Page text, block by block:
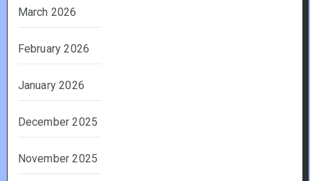
March 2026
February 2026
January 2026
December 2025
November 2025